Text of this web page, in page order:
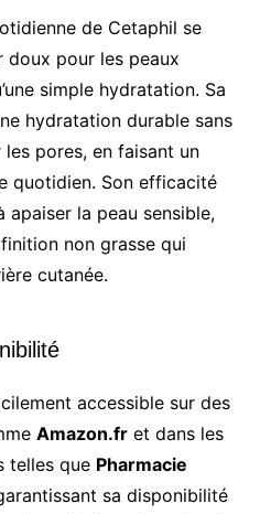
de Cetaphil se
doux pour les peaux
simple hydratation. Sa
hydratation durable sans
pores, en faisant un
quotidien. Son efficacité
apaiser la peau sensible,
non grasse qui
cutanée.
accessible sur des
Amazon.fret dans les
telles que Pharmacie
sa disponibilité